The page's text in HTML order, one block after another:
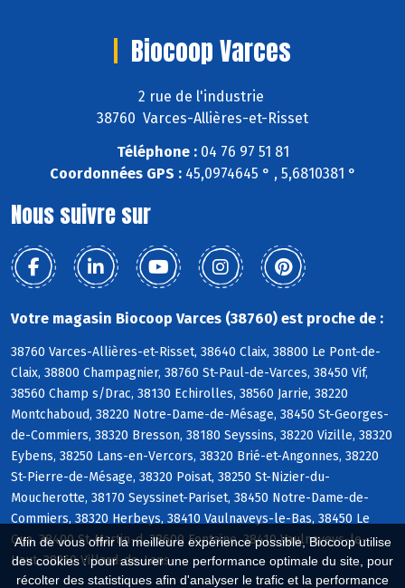
Afin de vous offrir la meilleure expérience possible, Biocoop utilise
des cookies : pour assurer une performance optimale du site, pour
récolter des statistiques afin d'analyser le trafic et la performance
Biocoop Varces
2 rue de l'industrie
38760 Varces-Allières-et-Risset
Téléphone :04 76 97 51 81
Coordonnées GPS :45,0974645 ° , 5,6810381 °
Nous suivre sur
Votre magasin Biocoop Varces (38760) est proche de :
38760 Varces-Allières-et-Risset, 38640 Claix, 38800 Le Pont-de-
Claix, 38800 Champagnier, 38760 St-Paul-de-Varces, 38450 Vif,
38560 Champ s/Drac, 38130 Echirolles, 38560 Jarrie, 38220
Montchaboud, 38220 Notre-Dame-de-Mésage, 38450 St-Georges-
de-Commiers, 38320 Bresson, 38180 Seyssins, 38220 Vizille, 38320
Eybens, 38250 Lans-en-Vercors, 38320 Brié-et-Angonnes, 38220
St-Pierre-de-Mésage, 38320 Poisat, 38250 St-Nizier-du-
Moucherotte, 38170 Seyssinet-Pariset, 38450 Notre-Dame-de-
Commiers, 38320 Herbeys, 38410 Vaulnaveys-le-Bas, 38450 Le
Gua, 38400 St-Martin-d, 38600 Fontaine, 38410 Vaulnaveys-le-
Haut, 38250 Villard-de-Lans